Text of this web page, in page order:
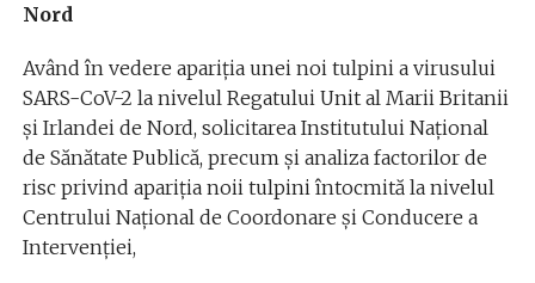
Nord
Având în vedere apariția unei noi tulpini a virusului
SARS-CoV-2 la nivelul Regatului Unit al Marii Britanii
și Irlandei de Nord, solicitarea Institutului Național
de Sănătate Publică, precum și analiza factorilor de
risc privind apariția noii tulpini întocmită la nivelul
Centrului Național de Coordonare și Conducere a
Intervenției,